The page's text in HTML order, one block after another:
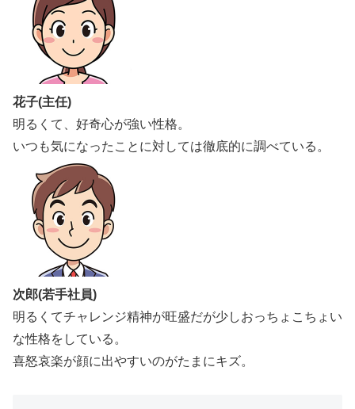
花子(主任)
明るくて、好奇心が強い性格。
いつも気になったことに対しては徹底的に調べている。
次郎(若手社員)
明るくてチャレンジ精神が旺盛だが少しおっちょこちょい
な性格をしている。
喜怒哀楽が顔に出やすいのがたまにキズ。